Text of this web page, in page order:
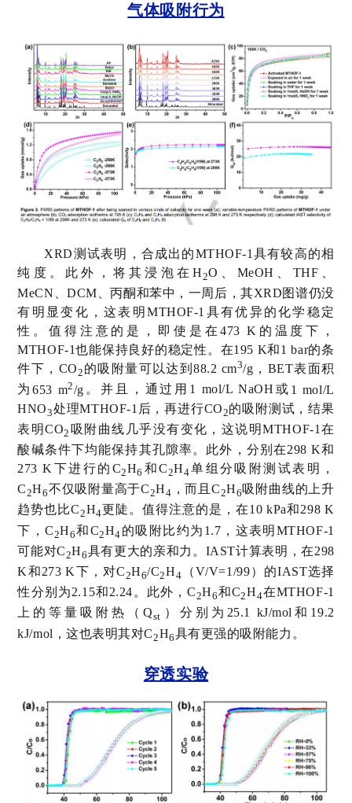
气体吸附行为
XRD测试表明，合成出的MTHOF-1 具有较高的相
纯度。此外，将其浸泡在H2O MeOH THF
MeCN 、DCM 、丙酮和苯中，一周后，其XRD图谱仍没
有明显变化，这表明MTHOF-1 具有优异的化学稳定
性。值得注意的是，即使是在473 K 的温度下，
MTHOF-1也能保持良好的稳定性。在195 K和1 bar的条
件下， CO2 的吸附量可以达到88.2 cm3/g ， BET表面积
为653 m2/g 。并且，通过用 1 mol/L NaOH 或 1 mol/L
HNO3处理MTHOF-1 后，再进行CO2的吸附测试，结果
表明CO2 吸附曲线几乎没有变化，这说明MTHOF-1 在
酸碱条件下均能保持其孔隙率。此外，分别在298 K和
273 K 下进行的 C2H6 和C2H4单组分吸附测试表明，
C2H6不仅吸附量高于C2H4 ，而且 C2H6吸附曲线的上升
趋势也比C2H4 更陡。值得注意的是，在10 kPa和298 K
下，C2H6和C2H4 的吸附比约为 1.7 ，这表明 MTHOF-1
可能对C2H6具有更大的亲和力。 IAST计算表明，在298
K和273 K下，对C2H6/C2H4 （V/V=1/99）的IAST选择
性分别为2.15和2.24 。此外，C2H6和C2H4在MTHOF-1
上的等量吸附热（Qst ）分别为 25.1 kJ/mol 和 19.2
kJ/mol ，这也表明其对C2H6具有更强的吸附能力。
穿透实验